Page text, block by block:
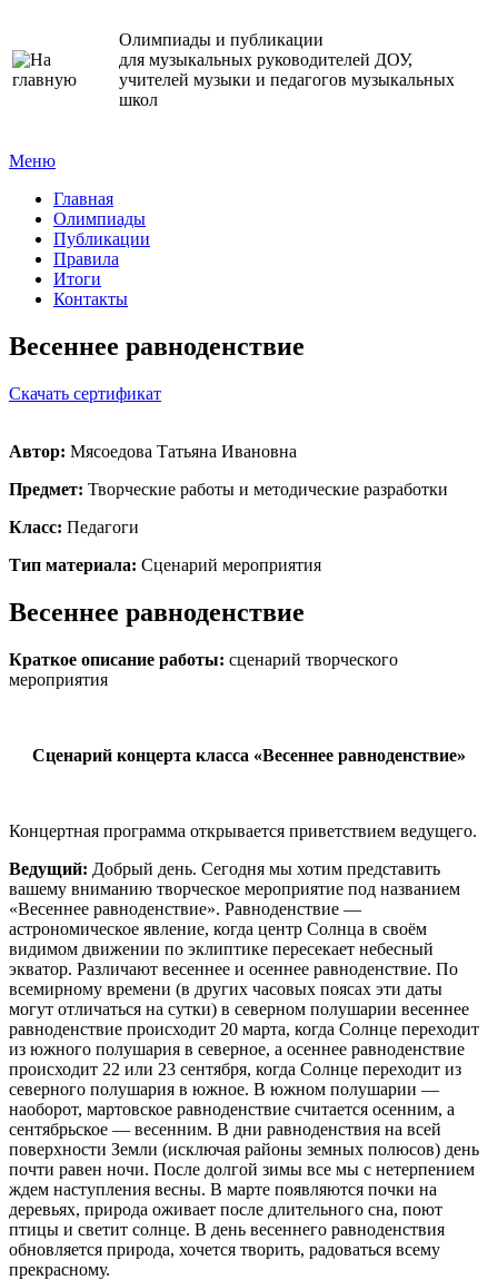
Олимпиады и публикации
для музыкальных руководителей ДОУ,
учителей музыки и педагогов музыкальных
школ
Меню
Главная
Олимпиады
Публикации
Правила
Итоги
Контакты
Весеннее равноденствие
Cкачать сертификат
Автор: Мясоедова Татьяна Ивановна
Предмет: Творческие работы и методические разработки
Класс: Педагоги
Тип материала: Сценарий мероприятия
Весеннее равноденствие
Краткое описание работы: сценарий творческого
мероприятия
Сценарий концерта класса «Весеннее равноденствие»
Концертная программа открывается приветствием ведущего.
Ведущий: Добрый день. Сегодня мы хотим представить
вашему вниманию творческое мероприятие под названием
«Весеннее равноденствие». Равноденствие —
астрономическое явление, когда центр Солнца в своём
видимом движении по эклиптике пересекает небесный
экватор. Различают весеннее и осеннее равноденствие. По
всемирному времени (в других часовых поясах эти даты
могут отличаться на сутки) в северном полушарии весеннее
равноденствие происходит 20 марта, когда Солнце переходит
из южного полушария в северное, а осеннее равноденствие
происходит 22 или 23 сентября, когда Солнце переходит из
северного полушария в южное. В южном полушарии —
наоборот, мартовское равноденствие считается осенним, а
сентябрьское — весенним. В дни равноденствия на всей
поверхности Земли (исключая районы земных полюсов) день
почти равен ночи. После долгой зимы все мы с нетерпением
ждем наступления весны. В марте появляются почки на
деревьях, природа оживает после длительного сна, поют
птицы и светит солнце. В день весеннего равноденствия
обновляется природа, хочется творить, радоваться всему
прекрасному.